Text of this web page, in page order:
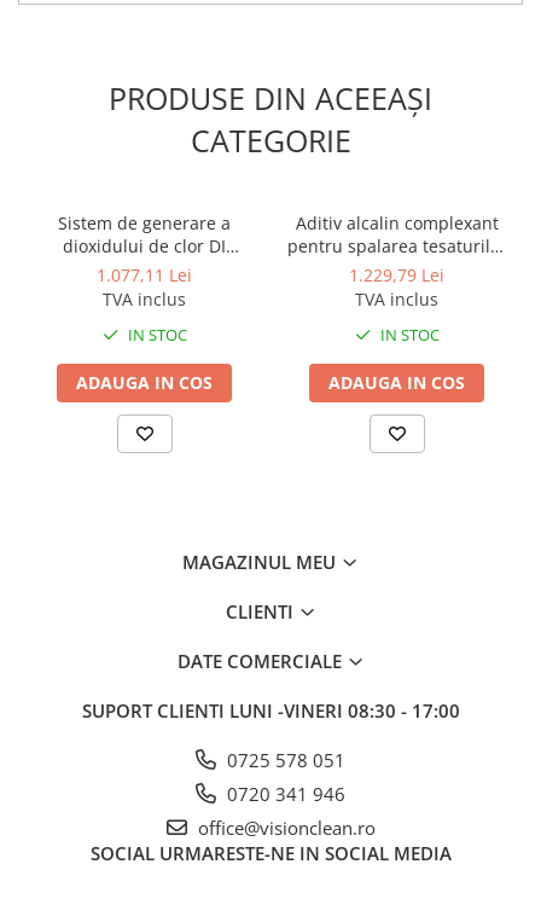
PRODUSE DIN ACEEAȘI
CATEGORIE
Sistem de generare a
dioxidului de clor DI
Divosan CD 7,5 20L
1.077,11 Lei
TVA inclus
IN STOC
ADAUGA IN COS
Aditiv alcalin complexant
pentru spalarea tesaturilor
in apa cu duritate medie
Clax Build 20L
1.229,79 Lei
TVA inclus
IN STOC
ADAUGA IN COS
MAGAZINUL MEU
CLIENTI
DATE COMERCIALE
SUPORT CLIENTI LUNI -VINERI 08:30 - 17:00
0725 578 051
0720 341 946
office@visionclean.ro
SOCIAL URMARESTE-NE IN SOCIAL MEDIA